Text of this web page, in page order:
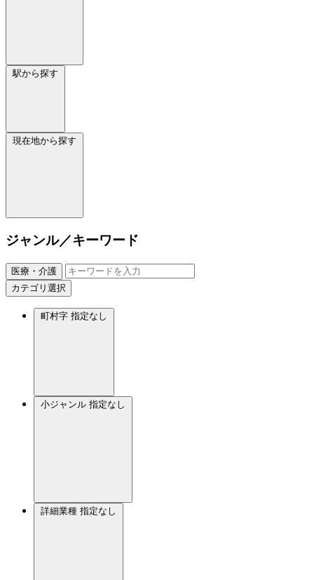
駅から探す
現在地から探す
ジャンル／キーワード
医療・介護
カテゴリ選択
町村字 指定なし
小ジャンル 指定なし
詳細業種 指定なし